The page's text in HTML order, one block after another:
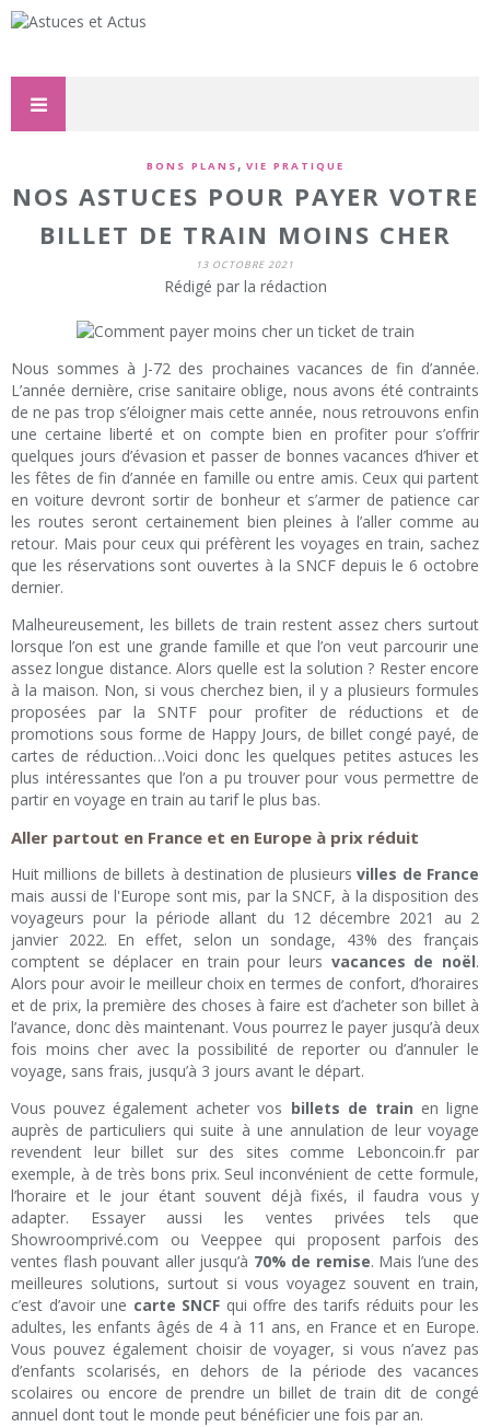
BONS PLANS , VIE PRATIQUE
NOS ASTUCES POUR PAYER VOTRE
BILLET DE TRAIN MOINS CHER
13 OCTOBRE 2021
Rédigé par la rédaction
Nous sommes à J-72 des prochaines vacances de fin d’année.
L’année dernière, crise sanitaire oblige, nous avons été contraints
de ne pas trop s’éloigner mais cette année, nous retrouvons enfin
une certaine liberté et on compte bien en profiter pour s’offrir
quelques jours d’évasion et passer de bonnes vacances d’hiver et
les fêtes de fin d’année en famille ou entre amis. Ceux qui partent
en voiture devront sortir de bonheur et s’armer de patience car
les routes seront certainement bien pleines à l’aller comme au
retour. Mais pour ceux qui préfèrent les voyages en train, sachez
que les réservations sont ouvertes à la SNCF depuis le 6 octobre
dernier.
Malheureusement, les billets de train restent assez chers surtout
lorsque l’on est une grande famille et que l’on veut parcourir une
assez longue distance. Alors quelle est la solution ? Rester encore
à la maison. Non, si vous cherchez bien, il y a plusieurs formules
proposées par la SNTF pour profiter de réductions et de
promotions sous forme de Happy Jours, de billet congé payé, de
cartes de réduction…Voici donc les quelques petites astuces les
plus intéressantes que l’on a pu trouver pour vous permettre de
partir en voyage en train au tarif le plus bas.
Aller partout en France et en Europe à prix réduit
Huit millions de billets à destination de plusieursvilles de France
mais aussi de l'Europe sont mis, par la SNCF, à la disposition des
voyageurs pour la période allant du 12 décembre 2021 au 2
janvier 2022. En effet, selon un sondage, 43% des français
comptent se déplacer en train pour leurs vacances de noël.
Alors pour avoir le meilleur choix en termes de confort, d’horaires
et de prix, la première des choses à faire est d’acheter son billet à
l’avance, donc dès maintenant. Vous pourrez le payer jusqu’à deux
fois moins cher avec la possibilité de reporter ou d’annuler le
voyage, sans frais, jusqu’à 3 jours avant le départ.
Vous pouvez également acheter vos billets de train en ligne
auprès de particuliers qui suite à une annulation de leur voyage
revendent leur billet sur des sites comme Leboncoin.fr par
exemple, à de très bons prix. Seul inconvénient de cette formule,
l’horaire et le jour étant souvent déjà fixés, il faudra vous y
adapter. Essayer aussi les ventes privées tels que
Showroomprivé.com ou Veeppee qui proposent parfois des
ventes flash pouvant aller jusqu’à 70% de remise. Mais l’une des
meilleures solutions, surtout si vous voyagez souvent en train,
c’est d’avoir une carte SNCF qui offre des tarifs réduits pour les
adultes, les enfants âgés de 4 à 11 ans, en France et en Europe.
Vous pouvez également choisir de voyager, si vous n’avez pas
d’enfants scolarisés, en dehors de la période des vacances
scolaires ou encore de prendre un billet de train dit de congé
annuel dont tout le monde peut bénéficier une fois par an.